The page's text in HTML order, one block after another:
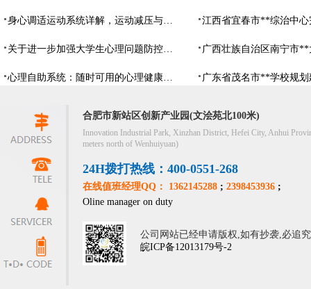
身心调适运动系统详解，运动减压与心理调适全指南
关于进一步加强大学生心理问题防控，防控大学生心理危机
心理自助系统：随时可用的心理健康自助服务平台
合肥市新站区创新产业园(文浍苑北100米)
Innovation Industrial Park, Xinzhan District, Hefei City, Anhui
meters north of Wenhuiyuan)
24H拨打热线：400-0551-268
在线值班经理QQ： 1362145288 ; 2398453936 ;
Oline manager on duty
公司网站已经申请版权,如有抄袭,必追
皖ICP备12013179号-2